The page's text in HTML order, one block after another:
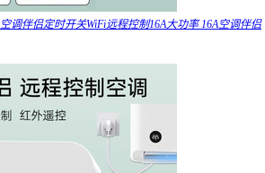
调伴侣定时开关WiFi远程控制16A大功率 16A空调伴侣